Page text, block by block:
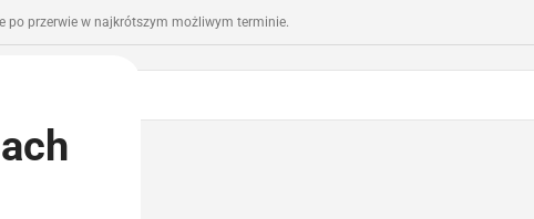
przerwie w najkrótszym możliwym terminie.